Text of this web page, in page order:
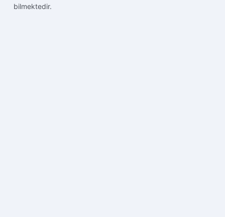
bilmektedir.